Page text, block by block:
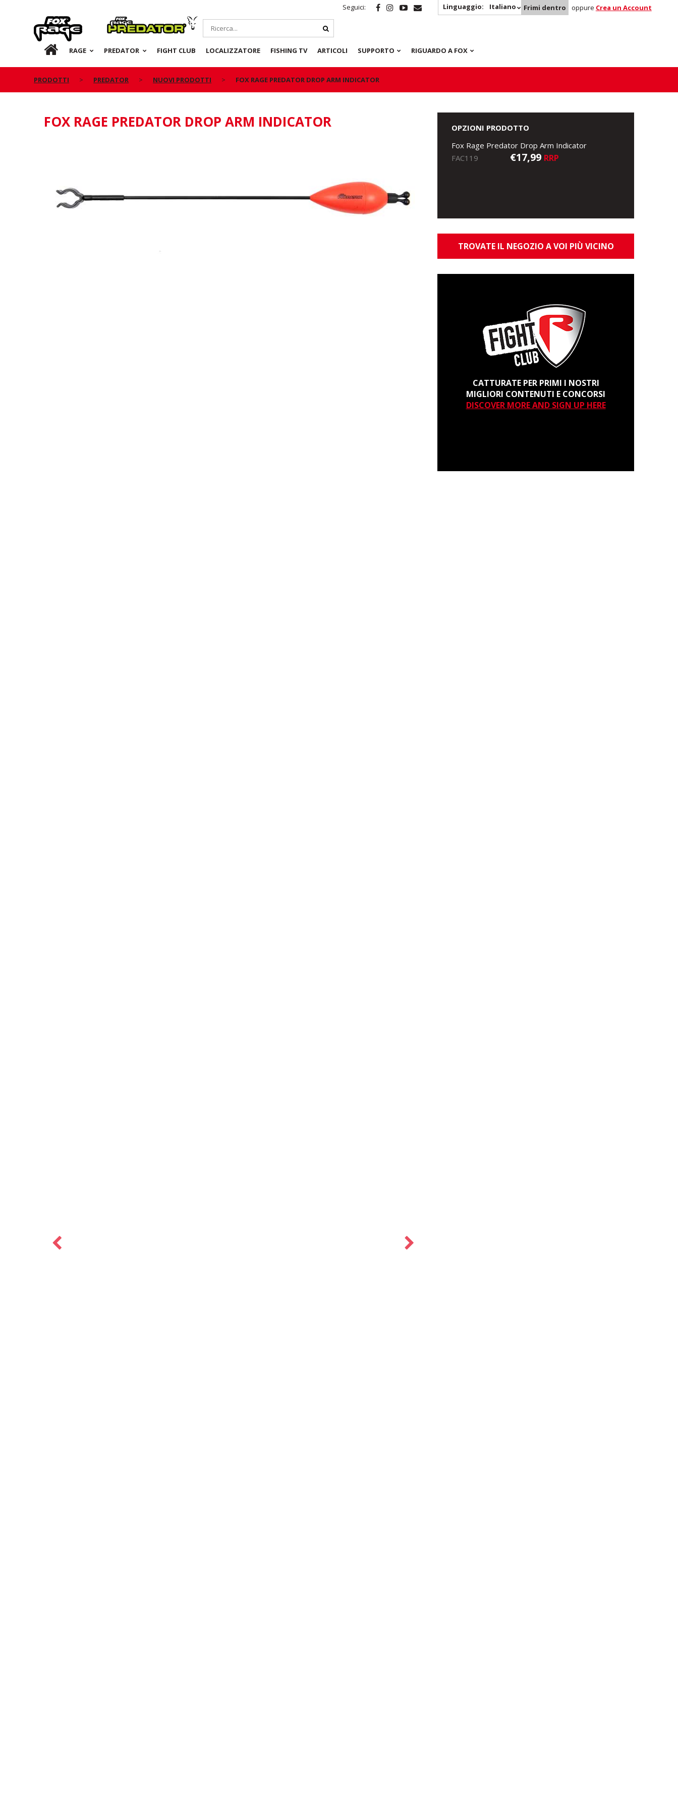
Seguici: Linguaggio: Italiano Frimi dentro oppure Crea un Account
Rage Predator
IT RAGE PREDATOR FIGHT CLUB LOCALIZZATORE FISHING TV ARTICOLI SUPPORTO RIGUARDO A FOX
PRODOTTI PREDATOR NUOVI PRODOTTI FOX RAGE PREDATOR DROP ARM INDICATOR
FOX RAGE PREDATOR DROP ARM INDICATOR
OPZIONI PRODOTTO
Fox Rage Predator Drop Arm Indicator
FAC119
€17,99 RRP
TROVATE IL NEGOZIO A VOI PIÙ VICINO
CATTURATE PER PRIMI I NOSTRI
MIGLIORI CONTENUTI E CONCORSI
DISCOVER MORE AND SIGN UP HERE